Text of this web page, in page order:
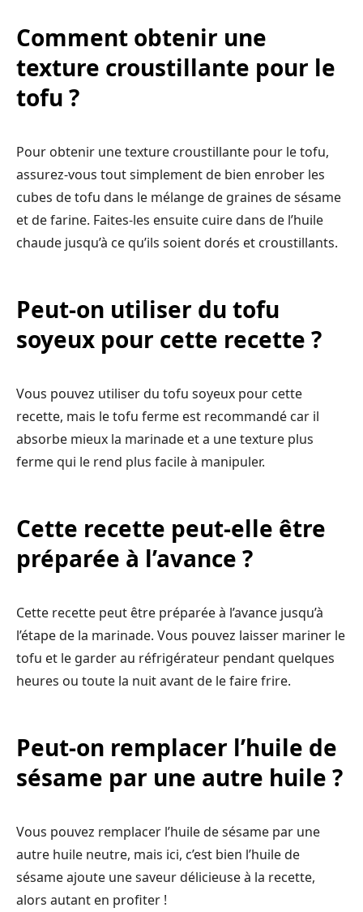
Comment obtenir une
texture croustillante pour le
tofu ?
Pour obtenir une texture croustillante pour le tofu,
assurez-vous tout simplement de bien enrober les
cubes de tofu dans le mélange de graines de sésame
et de farine. Faites-les ensuite cuire dans de l’huile
chaude jusqu’à ce qu’ils soient dorés et croustillants.
Peut-on utiliser du tofu
soyeux pour cette recette ?
Vous pouvez utiliser du tofu soyeux pour cette
recette, mais le tofu ferme est recommandé car il
absorbe mieux la marinade et a une texture plus
ferme qui le rend plus facile à manipuler.
Cette recette peut-elle être
préparée à l’avance ?
Cette recette peut être préparée à l’avance jusqu’à
l’étape de la marinade. Vous pouvez laisser mariner le
tofu et le garder au réfrigérateur pendant quelques
heures ou toute la nuit avant de le faire frire.
Peut-on remplacer l’huile de
sésame par une autre huile ?
Vous pouvez remplacer l’huile de sésame par une
autre huile neutre, mais ici, c’est bien l’huile de
sésame ajoute une saveur délicieuse à la recette,
alors autant en profiter !